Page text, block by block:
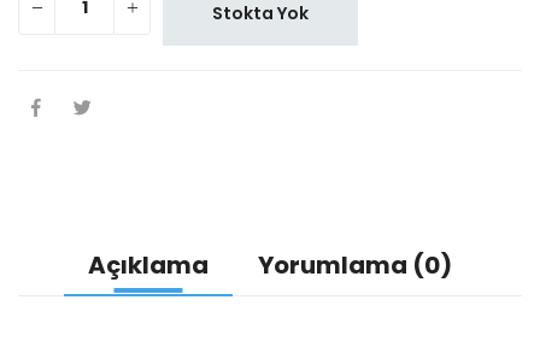
Stokta Yok
Açıklama Yorumlama (0)